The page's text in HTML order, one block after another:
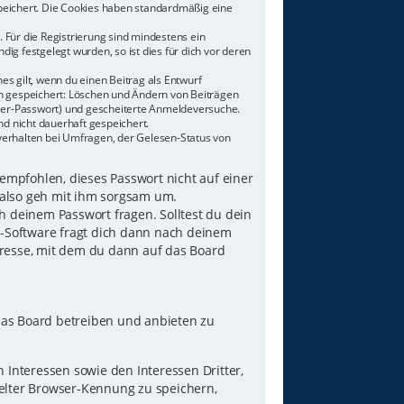
Die Cookies haben standardmäßig eine
die Registrierung sind mindestens ein
festgelegt wurden, so ist dies für dich vor deren
gilt, wenn du einen Beitrag als Entwurf
Löschen und Ändern von Beiträgen
Passwort) und gescheiterte Anmeldeversuche.
nicht dauerhaft gespeichert.
bei Umfragen, der Gelesen-Status von
dieses Passwort nicht auf einer
geh mit ihm sorgsam um.
Passwort fragen. Solltest du dein
Software fragt dich dann nach deinem
mit dem du dann auf das Board
Board betreiben und anbieten zu
sowie den Interessen Dritter,
Browser-Kennung zu speichern,